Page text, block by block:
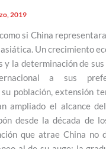
2019
si China
Un crecimiento
y la determinación de
a sus
población, extensión
ampliado el alcance
desde la década de
que atrae China no